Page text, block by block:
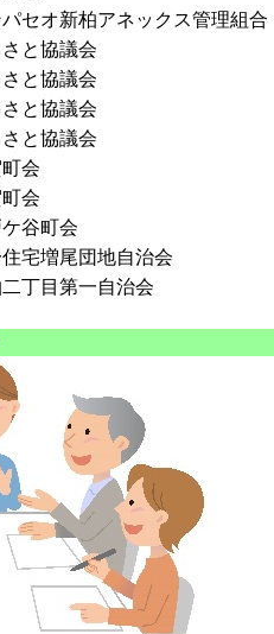
セオ新柏アネックス管理組合
と協議会
と協議会
と協議会
と協議会
会
会
谷町会
宅増尾団地自治会
丁目第一自治会